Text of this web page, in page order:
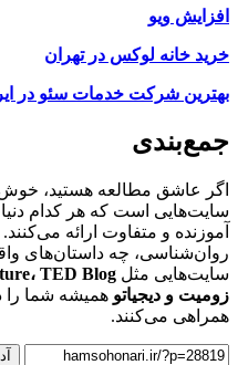
افزایش ویو
خرید خانه لوکس در تهران
بهترین شرکت خدمات سئو در
جمع‌بندی
اگر عاشق مطالعه هستید،
سایت‌هایی است که هر کدام
آموزنده و متفاوت ارائه
روان‌شناسی، چه داستان‌های
سایت‌هایی مثل
زومیت و دیجیاتو همیشه شما را
همراهی می‌کنند.